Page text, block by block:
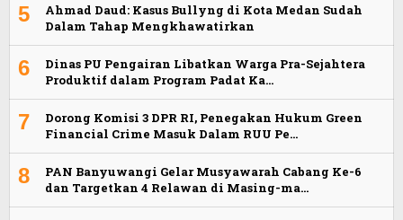
5
Ahmad Daud: Kasus Bullyng di Kota Medan Sudah
Dalam Tahap Mengkhawatirkan
6
Dinas PU Pengairan Libatkan Warga Pra-Sejahtera
Produktif dalam Program Padat Ka…
7
Dorong Komisi 3 DPR RI, Penegakan Hukum Green
Financial Crime Masuk Dalam RUU Pe…
8
PAN Banyuwangi Gelar Musyawarah Cabang Ke-6
dan Targetkan 4 Relawan di Masing-ma…